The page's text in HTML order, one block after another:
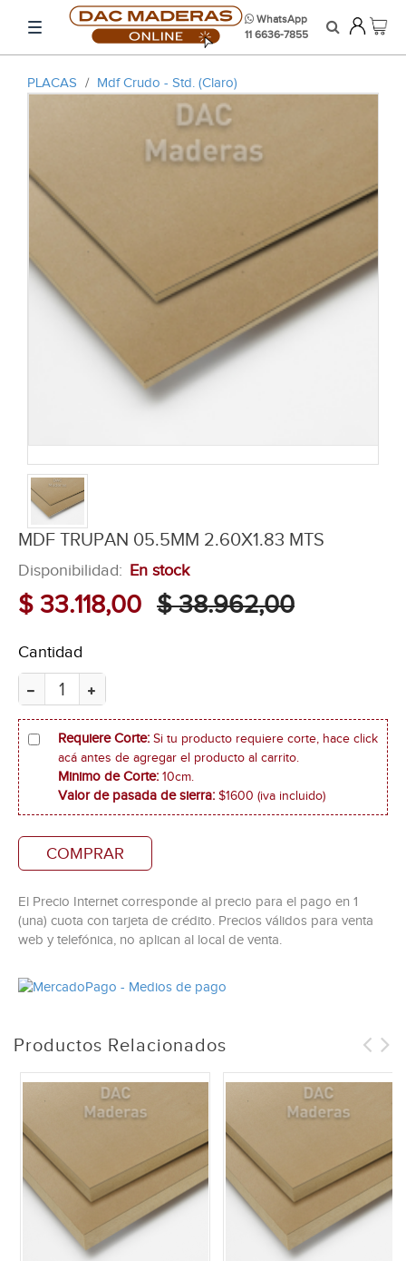
WhatsApp
11 6636-7855
PLACAS / Mdf Crudo - Std. (Claro)
MDF TRUPAN 05.5MM 2.60X1.83 MTS
Disponibilidad: En stock
$ 33.118,00 $ 38.962,00
Cantidad
Requiere Corte: Si tu producto requiere corte, hace click
acá antes de agregar el producto al carrito.
Minimo de Corte: 10cm.
Valor de pasada de sierra: $1600 (iva incluido)
COMPRAR
El Precio Internet corresponde al precio para el pago en 1
(una) cuota con tarjeta de crédito. Precios válidos para venta
web y telefónica, no aplican al local de venta.
Productos Relacionados